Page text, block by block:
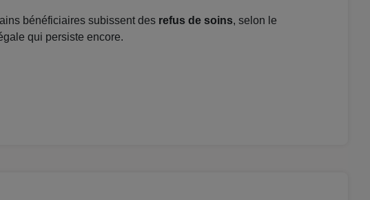
bénéficiaires subissent des refus de soins, selon le
qui persiste encore.